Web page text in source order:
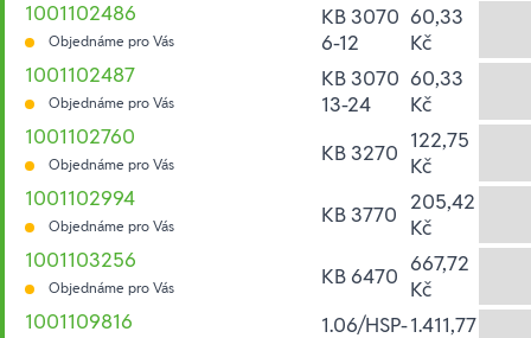
1001102486
Objednáme pro Vás
KB 3070
6-12
60,33
Kč
1001102487
Objednáme pro Vás
KB 3070
13-24
60,33
Kč
1001102760
Objednáme pro Vás KB 3270 122,75
Kč
1001102994
Objednáme pro Vás KB 3770 205,42
Kč
1001103256
Objednáme pro Vás KB 6470 667,72
Kč
1001109816
1.06/HSP-1.411,77